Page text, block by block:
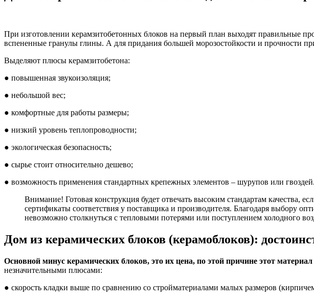
При изготовлении керамзитобетонных блоков на первый план выходят правильные
вспененные гранулы глины. А для придания большей морозостойкости и прочности
Выделяют плюсы керамзитобетона:
● повышенная звукоизоляция;
● небольшой вес;
● комфортные для работы размеры;
● низкий уровень теплопроводности;
● экологическая безопасность;
● сырье стоит относительно дешево;
● возможность применения стандартных крепежных элементов – шурупов или гвоздей.
Внимание! Готовая конструкция будет отвечать высоким стандартам качества,
сертификаты соответствия у поставщика и производителя. Благодаря выбору
невозможно столкнуться с тепловыми потерями или поступлением холодного
Дом из керамических блоков (керамоблоков):
Основной минус керамических блоков, это их цена, по этой причине этот
незначительными плюсами:
● скорость кладки выше по сравнению со стройматериалами малых размеров